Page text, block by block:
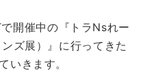
開催中の『トラNsれー
ズ展）』に行ってきた
いきます。